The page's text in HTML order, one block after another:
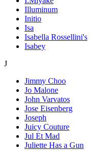
Illuminum
Initio
Isa
Isabella Rossellini's
Isabey
J
Jimmy Choo
Jo Malone
John Varvatos
Jose Eisenberg
Joseph
Juicy Couture
Jul Et Mad
Juliette Has a Gun